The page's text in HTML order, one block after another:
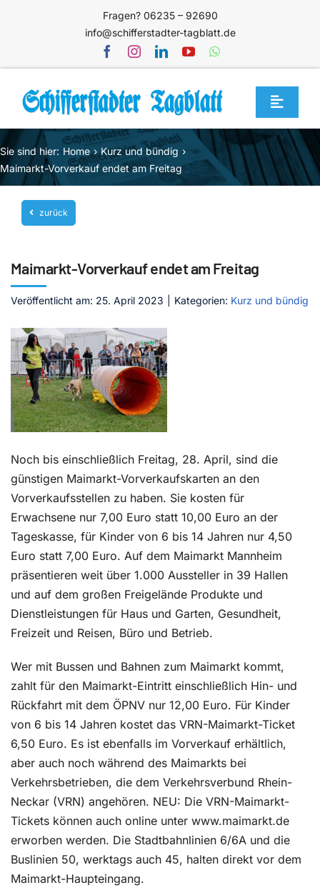
Fragen? 06235 – 92690
info@schifferstadter-tagblatt.de
Toggle
Home
Themen
Blog
Unternehmen
Mediathek
Kontakt
Sie sind hier: Home
Kurz und bündig
Maimarkt-Vorverkauf endet am Freitag
zurück
Maimarkt-Vorverkauf endet am Freitag
Veröffentlicht am: 25. April 2023 Kategorien: Kurz und bündig
Noch bis einschließlich Freitag, 28. April, sind die
günstigen Maimarkt-Vorverkaufskarten an den
Vorverkaufsstellen zu haben. Sie kosten für
Erwachsene nur 7,00 Euro statt 10,00 Euro an der
Tageskasse, für Kinder von 6 bis 14 Jahren nur 4,50
Euro statt 7,00 Euro. Auf dem Maimarkt Mannheim
präsentieren weit über 1.000 Aussteller in 39 Hallen
und auf dem großen Freigelände Produkte und
Dienstleistungen für Haus und Garten, Gesundheit,
Freizeit und Reisen, Büro und Betrieb.
Wer mit Bussen und Bahnen zum Maimarkt kommt,
zahlt für den Maimarkt-Eintritt einschließlich Hin- und
Rückfahrt mit dem ÖPNV nur 12,00 Euro. Für Kinder
von 6 bis 14 Jahren kostet das VRN-Maimarkt-Ticket
6,50 Euro. Es ist ebenfalls im Vorverkauf erhältlich,
aber auch noch während des Maimarkts bei
Verkehrsbetrieben, die dem Verkehrsverbund Rhein-
Neckar (VRN) angehören. NEU: Die VRN-Maimarkt-
Tickets können auch online unter www.maimarkt.de
erworben werden. Die Stadtbahnlinien 6/6A und die
Buslinien 50, werktags auch 45, halten direkt vor dem
Maimarkt-Haupteingang.